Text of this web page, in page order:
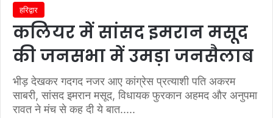
हरिद्वार
कलियर में सांसद इमरान मसूद
की जनसभा में उमड़ा जनसैलाब
भीड़ देखकर गदगद नजर आए कांग्रेस प्रत्याशी पति अकरम
साबरी, सांसद इमरान मसूद, विधायक फुरकान अहमद और अनुपमा
रावत ने मंच से कह दी ये बात.....